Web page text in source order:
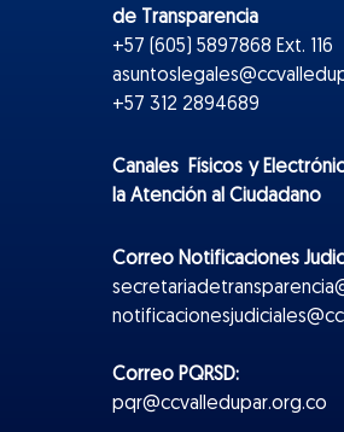
de Transparencia
+57 (605) 5897868 Ext. 116
+57 312 2894689
Canales Físicos yElectr
la Atención al Ciudadano
Correo Notificaciones
Correo PQRSD:
pqr@ccvalledupar.org.co